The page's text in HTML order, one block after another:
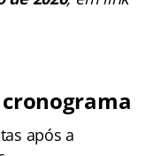
cronograma
após a